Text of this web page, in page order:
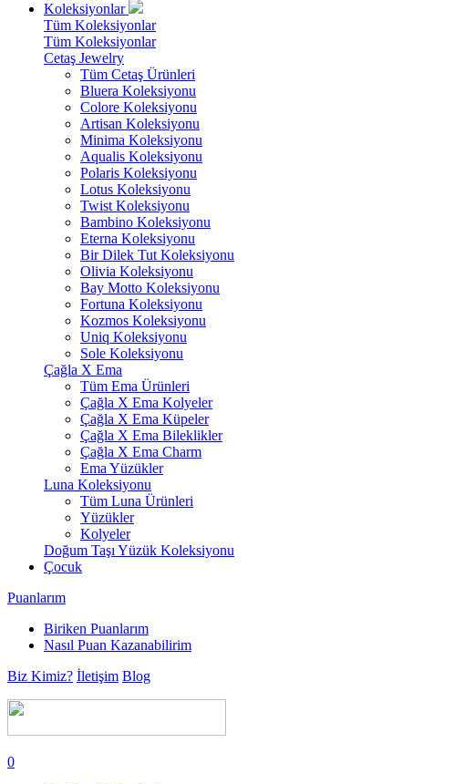
Koleksiyonlar
Tüm Koleksiyonlar
Tüm Koleksiyonlar
Cetaş Jewelry
Tüm Cetaş Ürünleri
Bluera Koleksiyonu
Colore Koleksiyonu
Artisan Koleksiyonu
Minima Koleksiyonu
Aqualis Koleksiyonu
Polaris Koleksiyonu
Lotus Koleksiyonu
Twist Koleksiyonu
Bambino Koleksiyonu
Eterna Koleksiyonu
Bir Dilek Tut Koleksiyonu
Olivia Koleksiyonu
Bay Motto Koleksiyonu
Fortuna Koleksiyonu
Kozmos Koleksiyonu
Uniq Koleksiyonu
Sole Koleksiyonu
Çağla X Ema
Tüm Ema Ürünleri
Çağla X Ema Kolyeler
Çağla X Ema Küpeler
Çağla X Ema Bileklikler
Çağla X Ema Charm
Ema Yüzükler
Luna Koleksiyonu
Tüm Luna Ürünleri
Yüzükler
Kolyeler
Doğum Taşı Yüzük Koleksiyonu
Çocuk
Puanlarım
Biriken Puanlarım
Nasıl Puan Kazanabilirim
Biz Kimiz? İletişim Blog
0